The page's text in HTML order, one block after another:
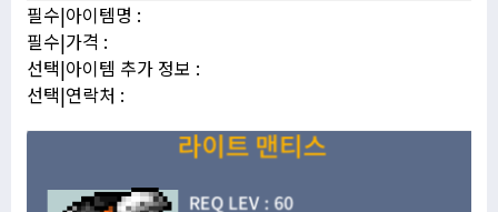
필수|아이템명 :
필수|가격 :
선택|아이템 추가 정보 :
선택|연락처 :